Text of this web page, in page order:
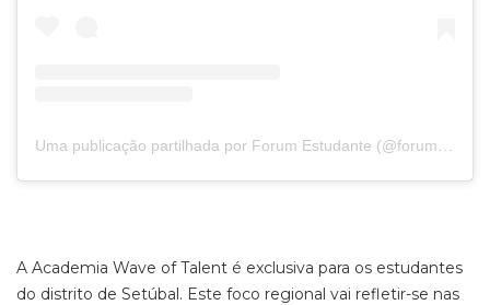
Uma publicação partilhada por Forum Estudante (@forumestudante)
A Academia Wave of Talent é exclusiva para os estudantes
do distrito de Setúbal. Este foco regional vai refletir-se nas